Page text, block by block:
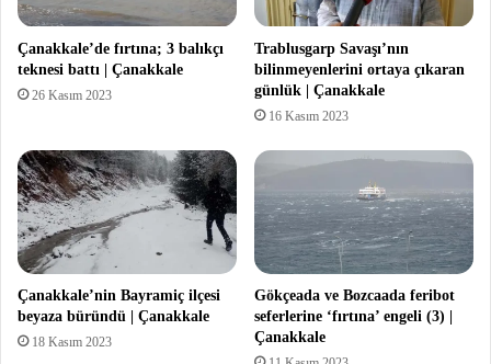
Çanakkale’de fırtına; 3 balıkçı
teknesi battı | Çanakkale
26 Kasım 2023
Trablusgarp Savaşı’nın
bilinmeyenlerini ortaya çıkaran
günlük | Çanakkale
16 Kasım 2023
Çanakkale’nin Bayramiç ilçesi
beyaza büründü | Çanakkale
18 Kasım 2023
Gökçeada ve Bozcaada feribot
seferlerine ‘fırtına’ engeli (3) |
Çanakkale